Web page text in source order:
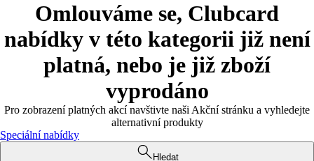
Omlouváme se, Clubcard
nabídky v této kategorii již není
platná, nebo je již zboží
vyprodáno
Pro zobrazení platných akcí navštivte naši Akční stránku a vyhledejte
alternativní produkty
Speciální nabídky
Hledat